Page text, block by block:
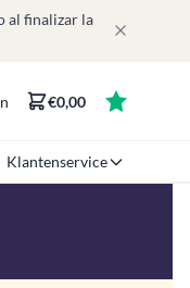
al finalizar la
€0,00
Klantenservice